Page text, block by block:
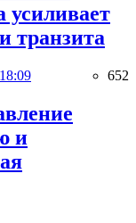
усиливает
транзита
652
и